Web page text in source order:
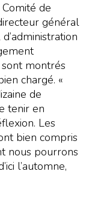
de
général
montrés
chargé. «
de
tenir en
Les
bien compris
nous pourrons
l’automne,